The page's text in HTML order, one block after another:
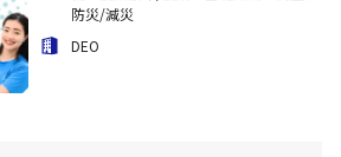
防災/減災
DEO